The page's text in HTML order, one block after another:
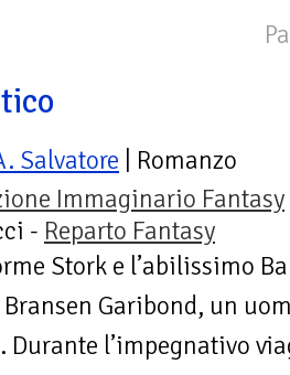
Salvatore | Romanzo
Immaginario Fantasy
- Reparto Fantasy
Stork e l’abilissimo
Garibond, un
Durante l’impegnativo